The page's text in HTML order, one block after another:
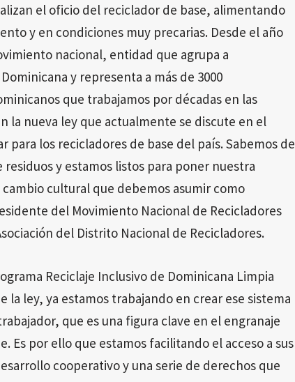
el oficio del reciclador de base, alimentando
y en condiciones muy precarias. Desde el año
nacional, entidad que agrupa a
y representa a más de 3000
que trabajamos por décadas en las
la nueva ley que actualmente se discute en el
para los recicladores de base del país. Sabemos de
y estamos listos para poner nuestra
cultural que debemos asumir como
del Movimiento Nacional de Recicladores
del Distrito Nacional de Recicladores.
Reciclaje Inclusivo de Dominicana Limpia
la ley, ya estamos trabajando en crear ese sistema
que es una figura clave en el engranaje
Es por ello que estamos facilitando el acceso a sus
cooperativo y una serie de derechos que